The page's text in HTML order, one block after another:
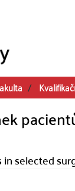
selected